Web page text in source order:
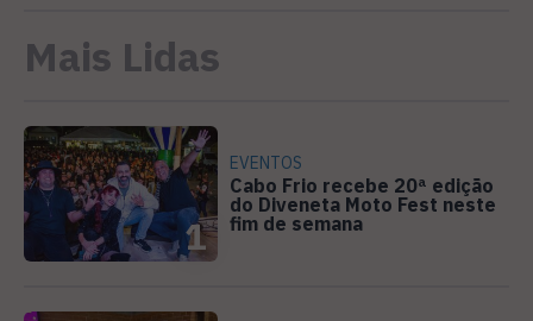
Mais Lidas
1
EVENTOS
Cabo Frio recebe 20ª edição
do Diveneta Moto Fest neste
fim de semana